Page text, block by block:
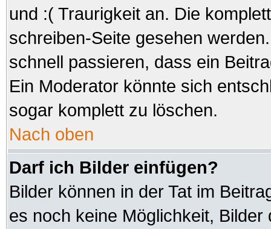
und :( Traurigkeit an. Die
schreiben-Seite gesehen
schnell passieren, dass ein
Ein Moderator könnte sich
sogar komplett zu löschen.
Nach oben
Darf ich Bilder einfügen?
Bilder können in der Tat im
es noch keine Möglichkeit,